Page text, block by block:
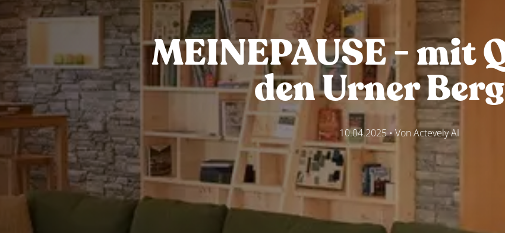
MEINEPAUSE - mit
den Urner
10.04.2025• VonActevely AI